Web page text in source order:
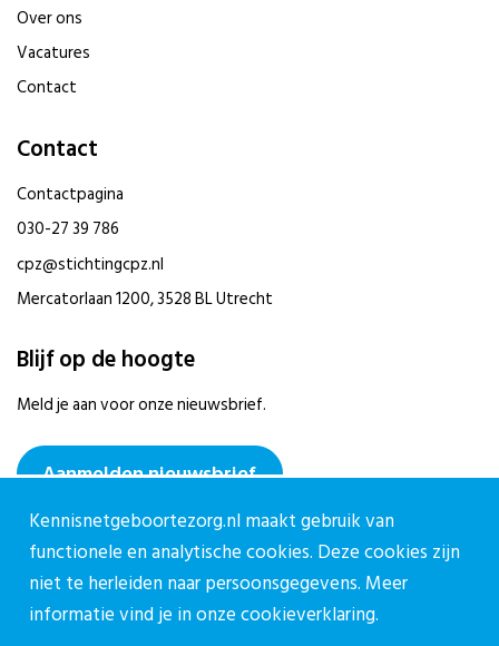
Over ons
Vacatures
Contact
Contact
Contactpagina
030-27 39 786
cpz@stichtingcpz.nl
Mercatorlaan 1200, 3528 BL Utrecht
Blijf op de hoogte
Meld je aan voor onze nieuwsbrief.
Aanmelden nieuwsbrief
Kennisnetgeboortezorg.nl maakt gebruik van
functionele en analytische cookies. Deze cookies zijn
niet te herleiden naar persoonsgegevens. Meer
informatie vind je in onzecookieverklaring.